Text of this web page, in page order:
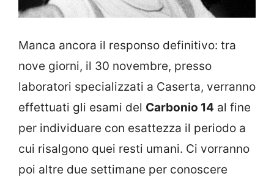
Manca ancora il responso definitivo: tra
nove giorni, il 30 novembre, presso
laboratori specializzati a Caserta, verranno
effettuati gli esami del Carbonio 14 al fine
per individuare con esattezza il periodo a
cui risalgono quei resti umani. Ci vorranno
poi altre due settimane per conoscere